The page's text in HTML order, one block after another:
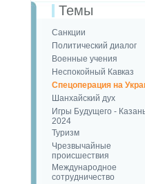
Темы
Санкции
Политический диалог
Военные учения
Неспокойный Кавказ
Спецоперация на
Шанхайский дух
Игры Будущего -
2024
Туризм
Чрезвычайные
происшествия
Международное
сотрудничество